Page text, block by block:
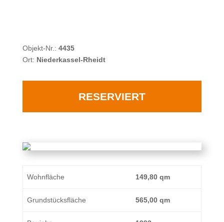
Objekt-Nr.: 4435
Ort: Nie­der­kas­sel-Rheidt
RESERVIERT
Wohn­flä­che 149,80 qm
Grund­stücks­flä­che 565,00 qm